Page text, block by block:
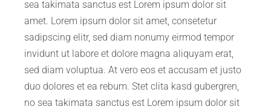
sea takimata sanctus est Lorem ipsum dolor sit
amet. Lorem ipsum dolor sit amet, consetetur
sadipscing elitr, sed diam nonumy eirmod tempor
invidunt ut labore et dolore magna aliquyam erat,
sed diam voluptua. At vero eos et accusam et justo
duo dolores et ea rebum. Stet clita kasd gubergren,
no sea takimata sanctus est Lorem ipsum dolor sit